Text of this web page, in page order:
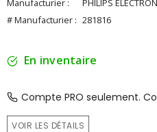
Manufacturier :
PHILIPS
# Manufacturier : 281816
En inventaire
Compte PRO seulement.
VOIR LES DÉTAILS